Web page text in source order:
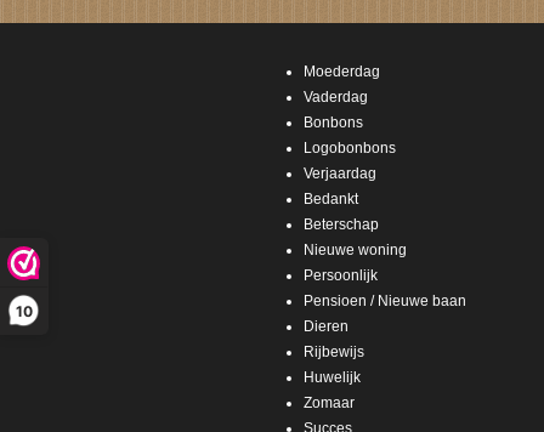
10
Moederdag
Vaderdag
Bonbons
Logobonbons
Verjaardag
Bedankt
Beterschap
Nieuwe woning
Persoonlijk
Pensioen / Nieuwe baan
Dieren
Rijbewijs
Huwelijk
Zomaar
Succes